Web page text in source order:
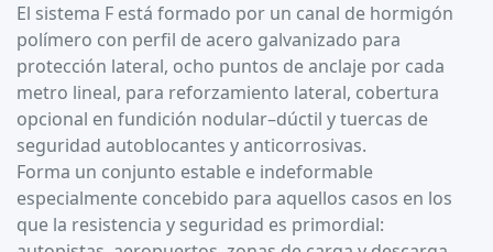
El sistema F está formado por un canal de hormigón
polímero con perfil de acero galvanizado para
protección lateral, ocho puntos de anclaje por cada
metro lineal, para reforzamiento lateral, cobertura
opcional en fundición nodular–dúctil y tuercas de
seguridad autoblocantes y anticorrosivas.
Forma un conjunto estable e indeformable
especialmente concebido para aquellos casos en los
que la resistencia y seguridad es primordial: